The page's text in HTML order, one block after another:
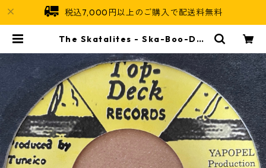
税込7,000円以上のご購入で配送料無料
The Skatalites - Ska-Boo-Da-